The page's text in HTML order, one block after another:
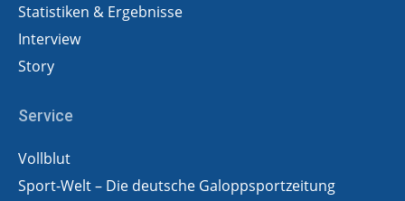
Statistiken & Ergebnisse
Interview
Story
Service
Vollblut
Sport-Welt – Die deutsche Galoppsportzeitung